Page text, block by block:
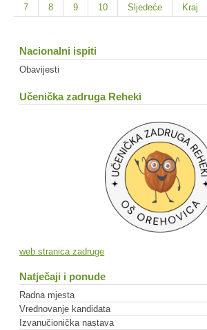
7
8 9 10 Sljedeće Kraj
Nacionalni ispiti
Obavijesti
Učenička zadruga Reheki
web stranica zadruge
Natječaji i ponude
Radna mjesta
Vrednovanje kandidata
Izvanučionička nastava